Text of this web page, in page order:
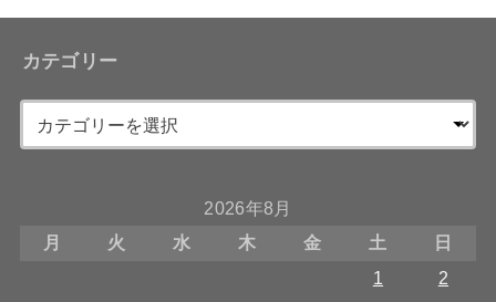
カテゴリー
2026年8月
月
火 水 木 金 土
日
1
2